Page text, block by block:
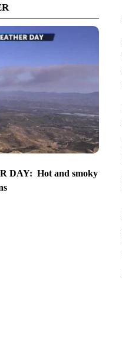
DAY: Hot and smoky